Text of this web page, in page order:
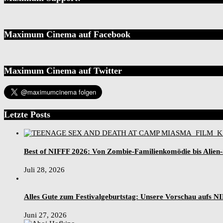
Maximum Cinema auf Facebook
Maximum Cinema auf Twitter
Letzte Posts
Best of NIFFF 2026: Von Zombie-Familienkomödie bis
Juli 28, 2026
Alles Gute zum Festivalgeburtstag: Unsere Vorschau aufs
Juni 27, 2026